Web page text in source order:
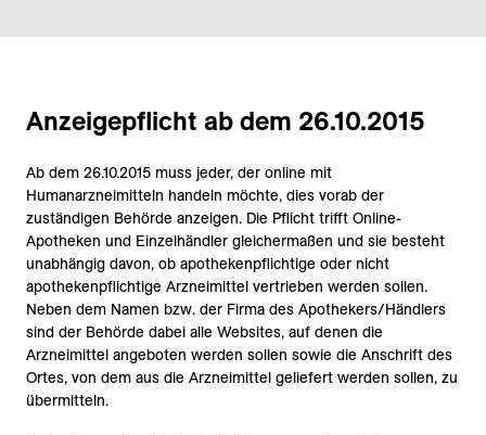
Anzeigepflicht ab dem 26.10.2015
Ab dem 26.10.2015 muss jeder, der online mit
Humanarzneimitteln handeln möchte, dies vorab der
zuständigen Behörde anzeigen. Die Pflicht trifft Online-
Apotheken und Einzelhändler gleichermaßen und sie besteht
unabhängig davon, ob apothekenpflichtige oder nicht
apothekenpflichtige Arzneimittel vertrieben werden sollen.
Neben dem Namen bzw. der Firma des Apothekers/Händlers
sind der Behörde dabei alle Websites, auf denen die
Arzneimittel angeboten werden sollen sowie die Anschrift des
Ortes, von dem aus die Arzneimittel geliefert werden sollen, zu
übermitteln.